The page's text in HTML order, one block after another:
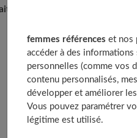
Table of
Une brève
Des
femmes références et nos
accéder à des
personnelles (comme vos
contenu personnalisés,
développer et améliorer
Vous pouvez paramétrer
légitime est utilisé.